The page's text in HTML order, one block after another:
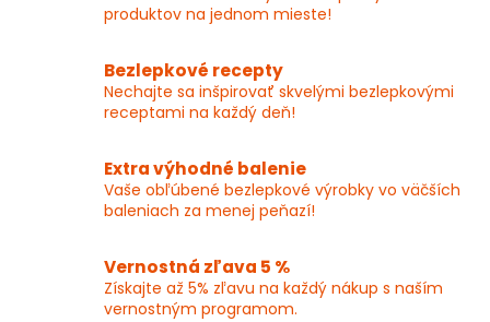
produktov na jednom mieste!
Bezlepkové recepty
Nechajte sa inšpirovať skvelými bezlepkovými
receptami na každý deň!
Extra výhodné balenie
Vaše obľúbené bezlepkové výrobky vo väčších
baleniach za menej peňazí!
Vernostná zľava 5 %
Získajte až 5% zľavu na každý nákup s naším
vernostným programom.